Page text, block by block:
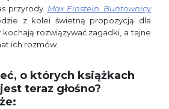
przyrody. Max Einstein. Buntownicy
z kolei świetną propozycją dla
kochają rozwiązywać zagadki, a tajne
ich rozmów.
o których książkach
teraz głośno?